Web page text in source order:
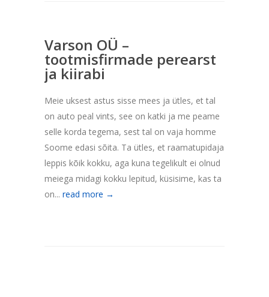
Varson OÜ –
tootmisfirmade perearst
ja kiirabi
Meie uksest astus sisse mees ja ütles, et tal
on auto peal vints, see on katki ja me peame
selle korda tegema, sest tal on vaja homme
Soome edasi sõita. Ta ütles, et raamatupidaja
leppis kõik kokku, aga kuna tegelikult ei olnud
meiega midagi kokku lepitud, küsisime, kas ta
on... read more →